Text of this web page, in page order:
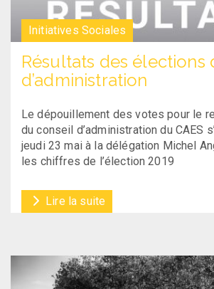
Initiatives Sociales
Résultats des élections
d’administration
Le dépouillement des votes pour le
du conseil d’administration du CAES
jeudi 23 mai à la délégation Michel
les chiffres de l’élection 2019
Lire la suite